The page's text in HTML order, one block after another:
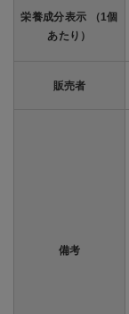
栄養成分表示 （1個
あたり）
販売者
備考